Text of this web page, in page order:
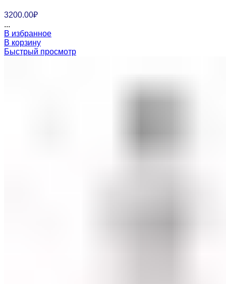
3200.00₽
...
В избранное
В корзину
Быстрый просмотр